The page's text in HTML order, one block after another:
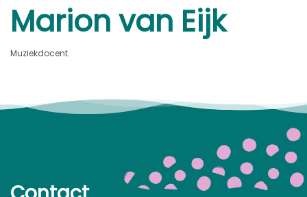
Marion van Eijk
Muziekdocent.